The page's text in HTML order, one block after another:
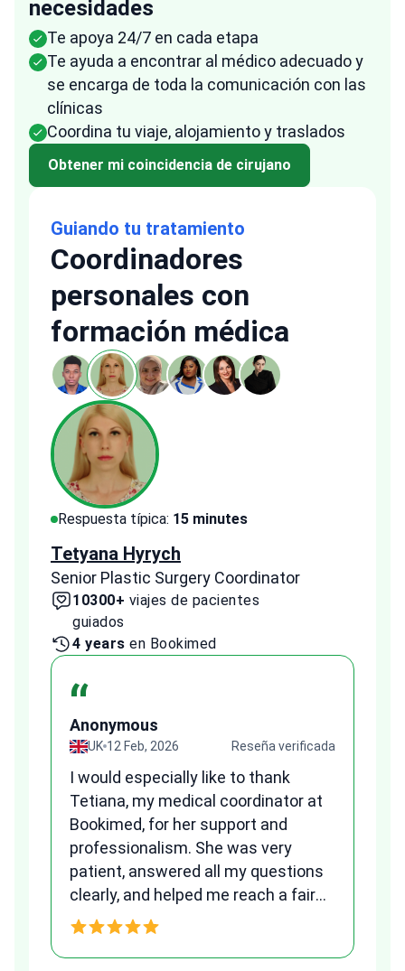
necesidades
Te apoya 24/7 en cada etapa
Te ayuda a encontrar al médico adecuado y
se encarga de toda la comunicación con las
clínicas
Coordina tu viaje, alojamiento y traslados
Obtener mi coincidencia de cirujano
Guiando tu tratamiento
Coordinadores
personales con
formación médica
Respuesta típica: 15 minutes
Tetyana Hyrych
Senior Plastic Surgery Coordinator
10300+ viajes de pacientes
guiados
4 years en Bookimed
“
Anonymous
UK 12 Feb, 2026 Reseña verificada
I would especially like to thank
Tetiana, my medical coordinator at
Bookimed, for her support and
professionalism. She was very
patient, answered all my questions
clearly, and helped me reach a fair
and transparent agreement. Her